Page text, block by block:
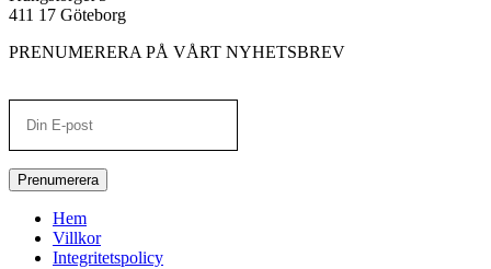
411 17 Göteborg
PRENUMERERA PÅ VÅRT NYHETSBREV
Prenumerera
Hem
Villkor
Integritetspolicy